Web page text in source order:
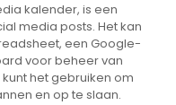
kalender, is een
media posts. Het kan
een Google-
voor beheer van
het gebruiken om
en op te slaan.